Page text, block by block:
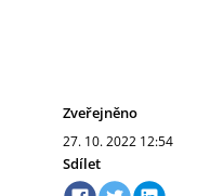
Zveřejněno
27. 10. 2022 12:54
Sdílet